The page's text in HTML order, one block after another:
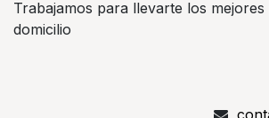
Trabajamos para llevarte los
domicilio